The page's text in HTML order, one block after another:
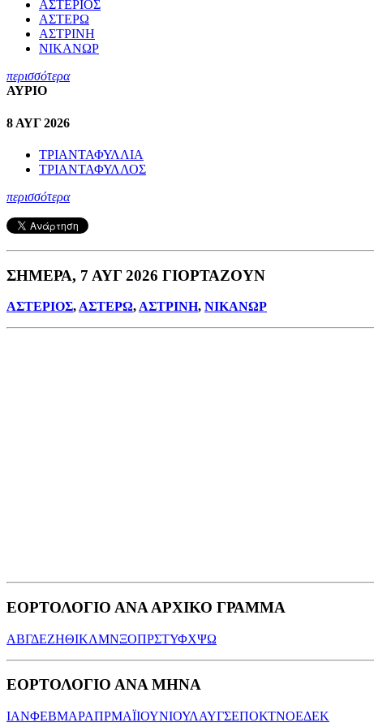
ΑΣΤΕΡΙΟΣ
ΑΣΤΕΡΩ
ΑΣΤΡΙΝΗ
ΝΙΚΑΝΩΡ
περισσότερα
ΑΥΡΙΟ
8 ΑΥΓ 2026
ΤΡΙΑΝΤΑΦΥΛΛΙΑ
ΤΡΙΑΝΤΑΦΥΛΛΟΣ
περισσότερα
ΣΗΜΕΡΑ, 7 ΑΥΓ 2026 ΓΙΟΡΤΑΖΟΥΝ
ΑΣΤΕΡΙΟΣ, ΑΣΤΕΡΩ, ΑΣΤΡΙΝΗ, ΝΙΚΑΝΩΡ
ΕΟΡΤΟΛΟΓΙΟ ΑΝΑ ΑΡΧΙΚΟ ΓΡΑΜΜΑ
ΑΒΓΔΕΖΗΘΙΚΛΜΝΞΟΠΡΣΤΥΦΧΨΩ
ΕΟΡΤΟΛΟΓΙΟ ΑΝΑ ΜΗΝΑ
ΙΑΝΦΕΒΜΑΡΑΠΡΜΑΪΙΟΥΝΙΟΥΛΑΥΓΣΕΠΟΚΤΝΟΕΔΕΚ